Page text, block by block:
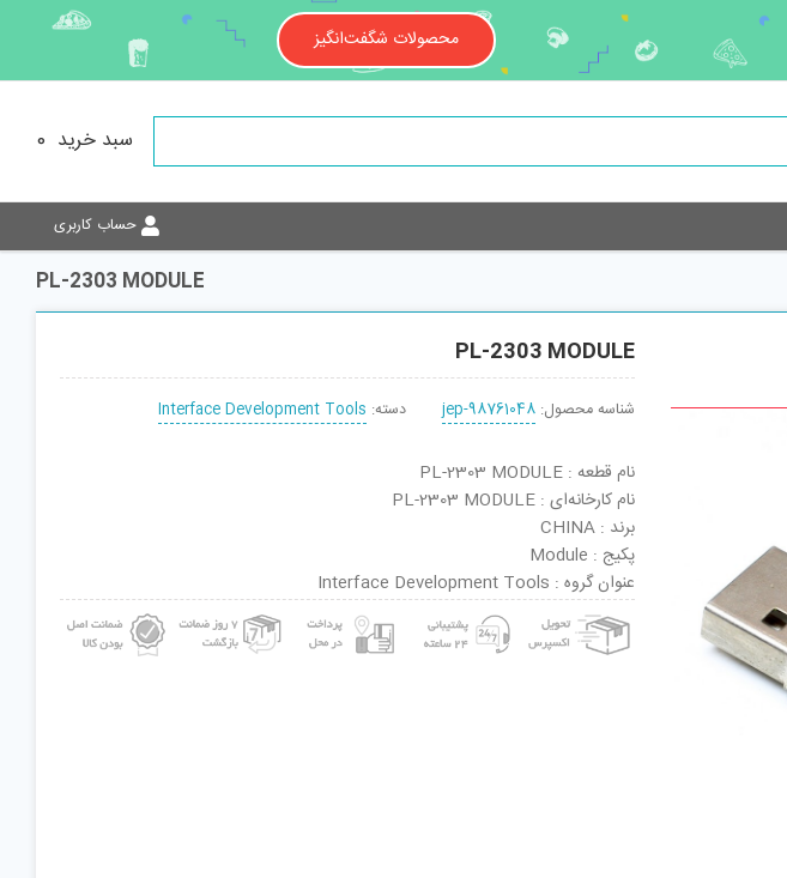
محصولات شگفت‌انگیز
سبد خرید 0
حساب کاربری
PL-2303 MODULE
PL-2303 MODULE
شناسه محصول: jep-98761048 دسته: Interface Development Tools
نام قطعه : PL-2303 MODULE
نام کارخانه‌ای : PL-2303 MODULE
برند : CHINA
پکیج : Module
عنوان گروه : Interface Development Tools